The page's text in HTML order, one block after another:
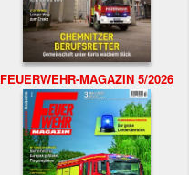
FEUERWEHR-MAGAZIN 5/2026